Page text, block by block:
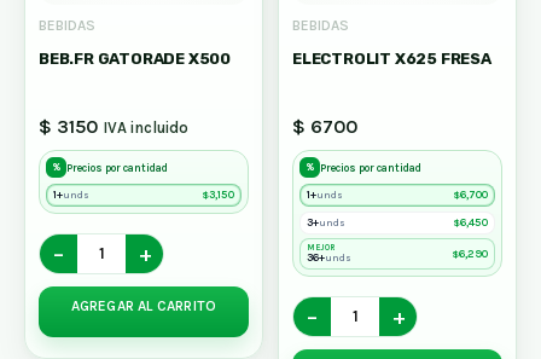
BEBIDAS
BEB.FR GATORADE X500
$ 3150 IVA incluido
% Precios por cantidad
1+unds $3,150
− +
AGREGAR AL CARRITO
BEBIDAS
ELECTROLIT X625 FRESA
$ 6700
% Precios por cantidad
1+unds $6,700
3+unds $6,450
MEJOR
36+unds $6,290
− +